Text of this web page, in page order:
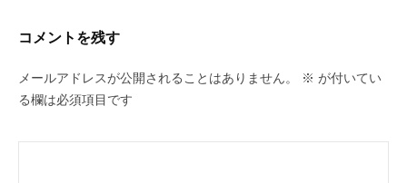
コメントを残す
メールアドレスが公開されることはありません。 ※ が付いてい
る欄は必須項目です